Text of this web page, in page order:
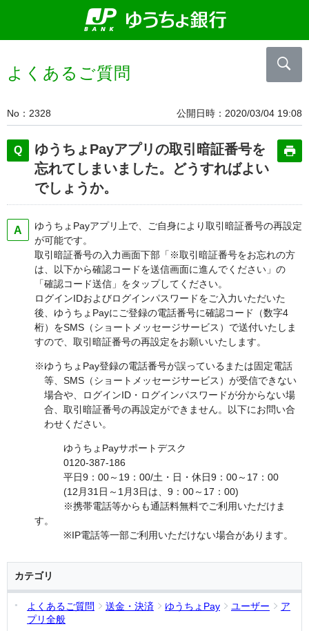
よくあるご質問
No 2328 公開日時 2020/03/04 19:08
ゆうちょPayアプリの取引暗証番号を
忘れてしまいました。どうすればよい
でしょうか。
ゆうちょPayアプリ上で、ご自身により取引暗証番号の再設定
が可能です。
取引暗証番号の入力画面下部「※取引暗証番号をお忘れの方
は、以下から確認コードを送信画面に進んでください」の
「確認コード送信」をタップしてください。
ログインIDおよびログインパスワードをご入力いただいた
後、ゆうちょPayにご登録の電話番号に確認コード（数字4
桁）をSMS（ショートメッセージサービス）で送付いたしま
すので、取引暗証番号の再設定をお願いいたします。
※ゆうちょPay登録の電話番号が誤っているまたは固定電話
等、SMS（ショートメッセージサービス）が受信できない
場合や、ログインID・ログインパスワードが分からない場
合、取引暗証番号の再設定ができません。以下にお問い合
わせください。
ゆうちょPayサポートデスク
0120-387-186
平日9：00～19：00/土・日・休日9：00～17：00
(12月31日～1月3日は、9：00～17：00)
※携帯電話等からも通話料無料でご利用いただけま
す。
※IP電話等一部ご利用いただけない場合があります。
カテゴリ
よくあるご質問 送金・決済 ゆうちょPay ユーザー
ア
プリ全般